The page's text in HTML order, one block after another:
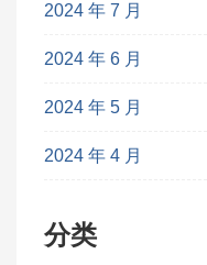
2024 年 7 月
2024 年 6 月
2024 年 5 月
2024 年 4 月
分类